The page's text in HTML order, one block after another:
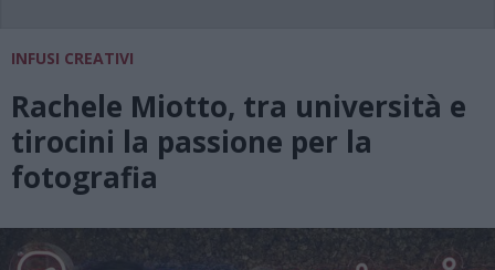
INFUSI CREATIVI
Rachele Miotto, tra università e
tirocini la passione per la
fotografia